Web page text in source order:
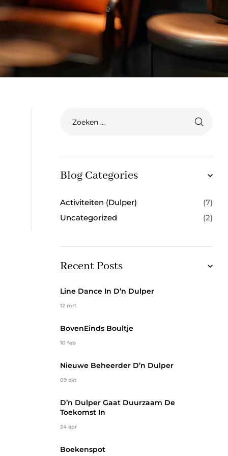
Blog Categories
Activiteiten (Dulper)
(7)
Uncategorized
(2)
Recent Posts
Line Dance In D’n Dulper
12 mrt
BovenEinds Boultje
10 feb
Nieuwe Beheerder D’n Dulper
09 okt
D’n Dulper Gaat Duurzaam De
Toekomst In
24 apr
Boekenspot